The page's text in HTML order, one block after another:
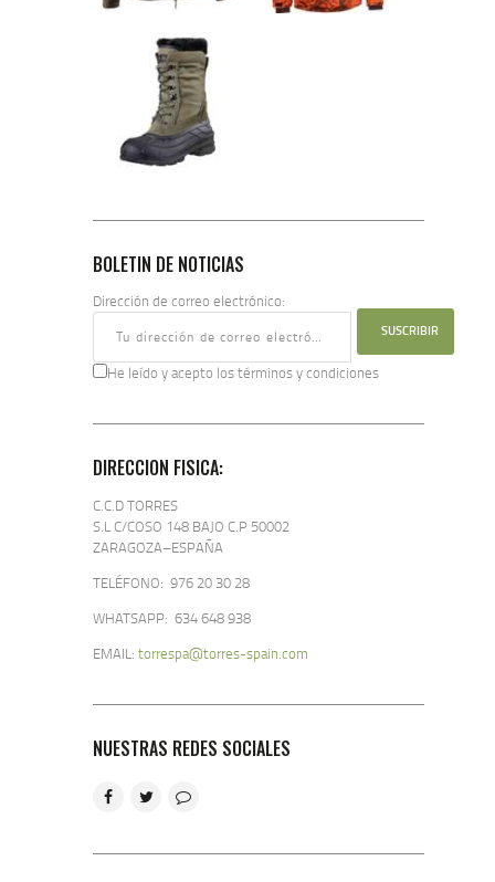
BOLETIN DE NOTICIAS
Dirección de correo electrónico:
He leído y acepto los términos y condiciones
DIRECCION FISICA:
C.C.D TORRES
S.L C/COSO 148 BAJO C.P 50002
ZARAGOZA–ESPAÑA
TELÉFONO: 976 20 30 28
WHATSAPP: 634 648 938
EMAIL: torrespa@torres-spain.com
NUESTRAS REDES SOCIALES